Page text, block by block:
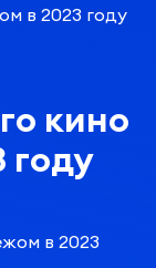
в 2023 году
кино
году